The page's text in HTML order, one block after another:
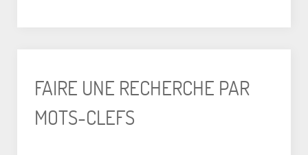
FAIRE UNE RECHERCHE PAR
MOTS-CLEFS